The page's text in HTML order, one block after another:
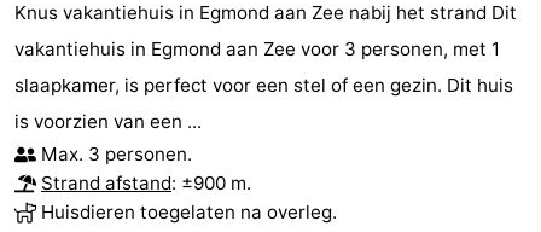
Natuur
Schoorlse
Duinen
-
Bergen
aan
Zee
-
Bergen
-
Alkmaar
-
Knus vakantiehuis in Egmond aan Zee nabij het strand Dit
vakantiehuis in Egmond aan Zee voor 3 personen, met 1
slaapkamer, is perfect voor een stel of een gezin. Dit huis
is voorzien van een ...
Max. 3 personen.
Strand afstand: ±900 m.
Huisdieren toegelaten na overleg.